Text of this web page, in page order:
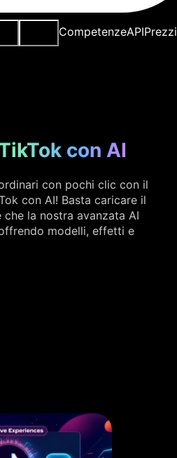
CompetenzeAPIPrezzi
con AI
con pochi clic con il
con AI! Basta caricare il
la nostra avanzata AI
modelli, effetti e